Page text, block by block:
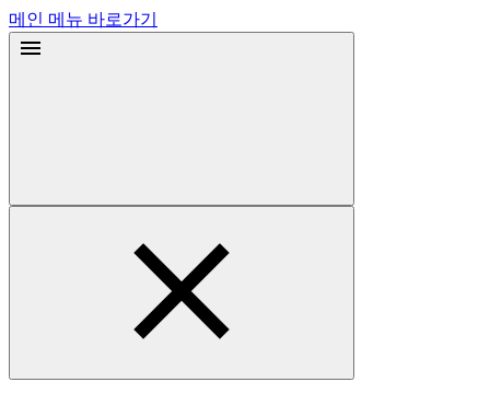
메인 메뉴 바로가기